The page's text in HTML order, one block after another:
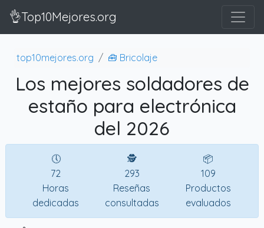
👌Top10Mejores.org
top10mejores.org 🧰 Bricolaje
Los mejores soldadores de
estaño para electrónica
del 2026
🕔
72
Horas
dedicadas
🕵
293
Reseñas
consultadas
📦
109
Productos
evaluados